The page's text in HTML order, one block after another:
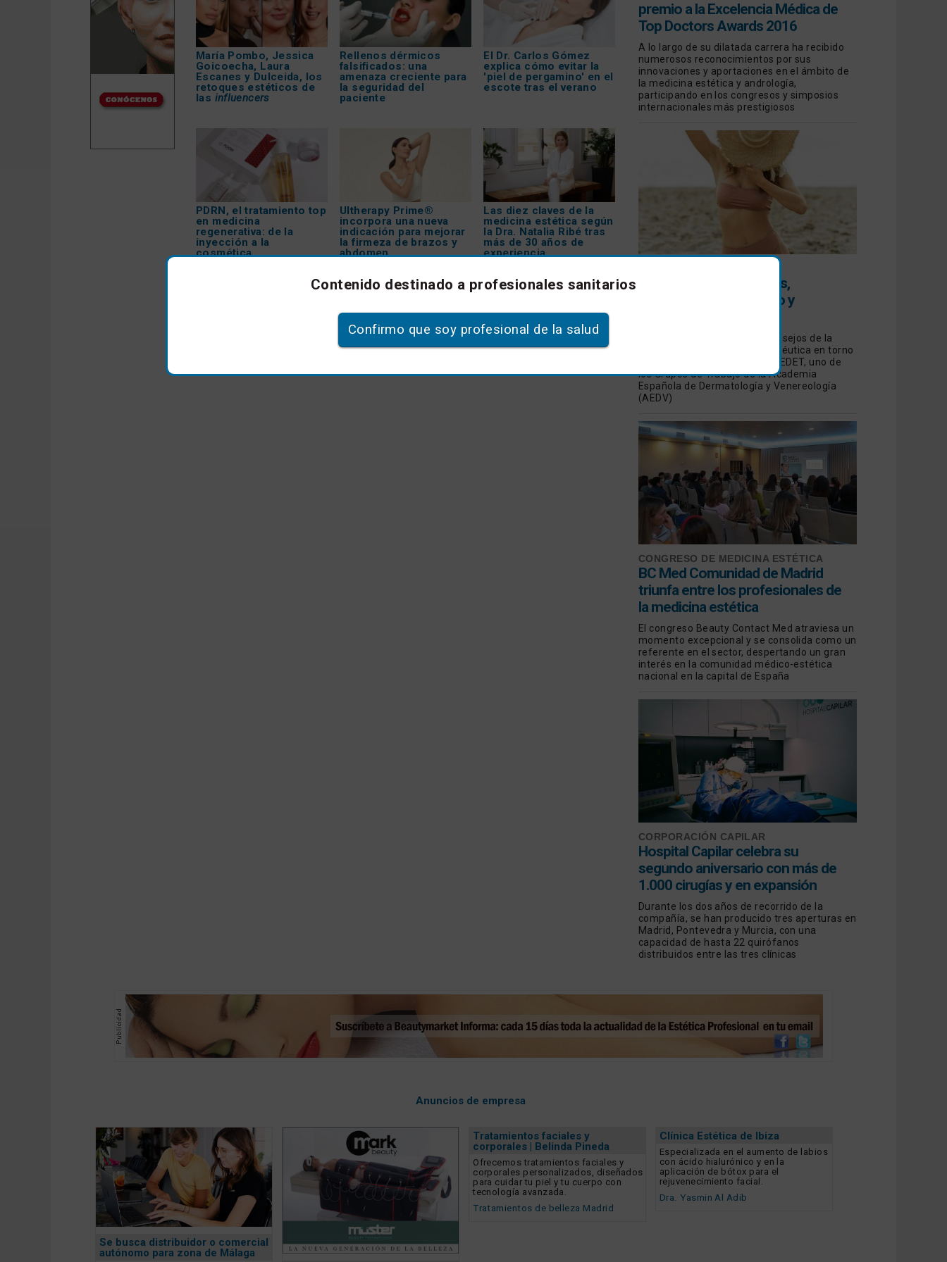
premio a la Excelencia Médica de
Top Doctors Awards 2016
A lo largo de su dilatada carrera ha recibido
numerosos reconocimientos por sus
innovaciones y aportaciones en el ámbito de
la medicina estética y andrología,
participando en los congresos y simposios
internacionales más prestigiosos
Todo sobre las manchas,
prevención, diagnóstico y
Revisamos las opiniones y consejos de la
Dermatología Estética y Terapéutica en torno
a las manchas de manos de GEDET, uno de
los Grupos de Trabajo de la Academia
Española de Dermatología y Venereología
(AEDV)
CONGRESO DE MEDICINA ESTÉTICA
BC Med Comunidad de Madrid
triunfa entre los profesionales de
la medicina estética
El congreso Beauty Contact Med atraviesa un
momento excepcional y se consolida como un
referente en el sector, despertando un gran
interés en la comunidad médico-estética
nacional en la capital de España
CORPORACIÓN CAPILAR
Hospital Capilar celebra su
segundo aniversario con más de
1.000 cirugías y en expansión
Durante los dos años de recorrido de la
compañía, se han producido tres aperturas en
Madrid, Pontevedra y Murcia, con una
capacidad de hasta 22 quirófanos
distribuidos entre las tres clínicas
María Pombo, Jessica
Goicoecha, Laura
Escanes y Dulceida, los
retoques estéticos de
las influencers
Rellenos dérmicos
falsificados: una
amenaza creciente para
la seguridad del
paciente
El Dr. Carlos Gómez
explica cómo evitar la
'piel de pergamino' en el
escote tras el verano
PDRN, el tratamiento top
en medicina
regenerativa: de la
inyección a la
cosmética
Ultherapy Prime®
incorpora una nueva
indicación para mejorar
la firmeza de brazos y
abdomen
Las diez claves de la
medicina estética según
la Dra. Natalia Ribé tras
más de 30 años de
experiencia
Anuncios de empresa
Se busca distribuidor o comercial
autónomo para zona de Málaga
Tratamientos faciales y
corporales | Belinda Pineda
Ofrecemos tratamientos faciales y
corporales personalizados, diseñados
para cuidar tu piel y tu cuerpo con
tecnología avanzada.
Tratamientos de belleza Madrid
Clínica Estética de Ibiza
Especializada en el aumento de labios
con ácido hialurónico y en la
aplicación de bótox para el
rejuvenecimiento facial.
Dra. Yasmin Al Adib
Contenido destinado a profesionales sanitarios
Confirmo que soy profesional de la salud